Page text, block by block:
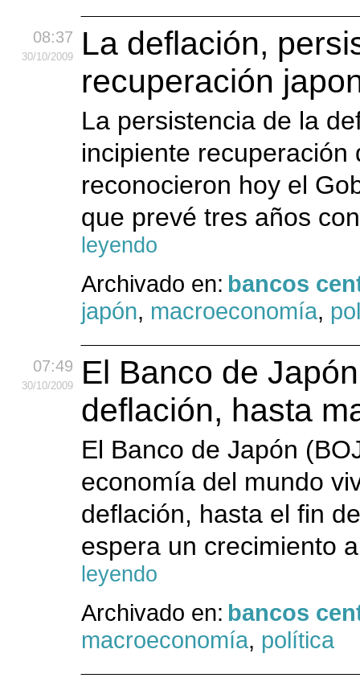
08:37
30/10/2009
La deflación,
recuperación
La persistencia de la
incipiente
reconocieron hoy el
que prevé tres años
leyendo
Archivado en: bancos
japón, macroeconomía,
07:49
30/10/2009
El Banco de
deflación, hasta
El Banco de Japón
economía del mundo
deflación, hasta el fin
espera un crecimiento
leyendo
Archivado en: bancos
macroeconomía, política